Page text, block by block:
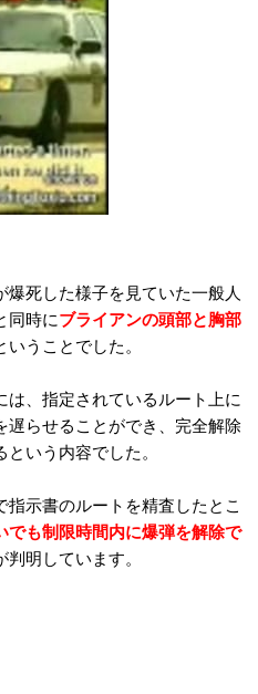
死した様子を見ていた一般人
同時にブライアンの頭部と胸部
いうことでした。
、指定されているルート上に
遅らせることができ、完全解除
いう内容でした。
示書のルートを精査したとこ
でも制限時間内に爆弾を解除で
判明しています。